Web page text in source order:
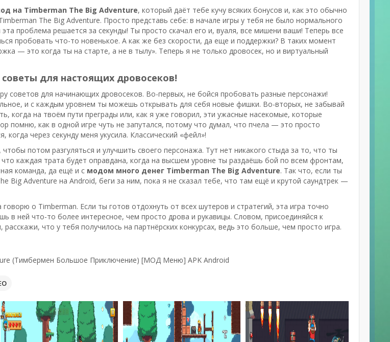
на Timberman The Big Adventure, который даёт тебе кучу всяких бонусов и, как это обычно
The Big Adventure. Просто представь себе: в начале игры у тебя не было нормального
проблема решается за секунды! Ты просто скачал его и, вуаля, все мишени ваши! Теперь все
пробовать что-то новенькое. А как же без скорости, да еще и поддержки? В таких момент
— это когда ты на старте, а не в тылу». Теперь я не только дровосек, но и виртуальный
для настоящих дровосеков!
советов для начинающих дровосеков. Во-первых, не бойся пробовать разные персонажи!
и с каждым уровнем ты можешь открывать для себя новые фишки. Во-вторых, не забывай
когда на твоём пути преграды или, как я уже говорил, эти ужасные насекомые, которые
помню, как в одной игре чуть не запутался, потому что думал, что пчела — это просто
через секунду меня укусила. Классический «фейл»!
чтобы потом разгуляться и улучшить своего персонажа. Тут нет никакого стыда за то, что ты
каждая трата будет оправдана, когда на высшем уровне ты раздаёшь бой по всем фронтам,
команда, да ещё и с модом много денег Timberman The Big Adventure. Так что, если ты
Big Adventure на Android, беги за ним, пока я не сказал тебе, что там ещё и крутой саундтрек —
о Timberman. Если ты готов отдохнуть от всех шутеров и стратегий, эта игра точно
в ней что-то более интересное, чем просто дрова и рукавицы. Словом, присоединяйся к
что у тебя получилось на партнёрских конкурсах, ведь это больше, чем просто игра.
(Тимбермен Большое Приключение) [МОД Меню] APK Android